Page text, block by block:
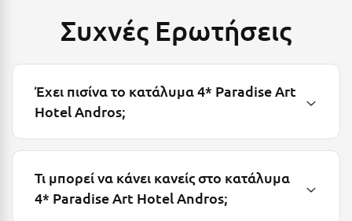
Λουτρά Υπάτης
Μάνη
Μαραθώνας Αττικής
Συχνές Ερωτήσεις
Έχει πισίνα το κατάλυμα 4* Paradise Art
Hotel Andros;
Τι μπορεί να κάνει κανείς στο κατάλυμα
4* Paradise Art Hotel Andros;